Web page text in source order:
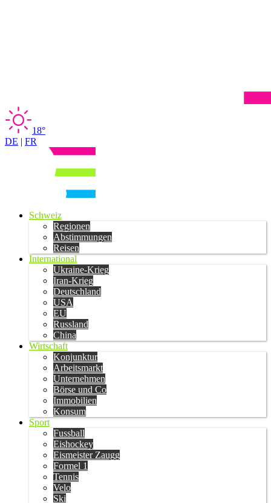
18°
DE | FR
Schweiz
Regionen
Abstimmungen
Reisen
International
Ukraine-Krieg
Iran-Krieg
Deutschland
USA
EU
Russland
China
Wirtschaft
Konjunktur
Arbeitsmarkt
Unternehmen
Börse und Co
Immobilien
Konsum
Sport
Fussball
Eishockey
Eismeister Zaugg
Formel 1
Tennis
Velo
Ski